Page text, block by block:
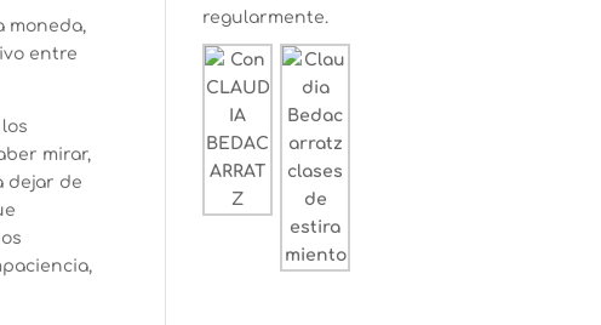
moneda,
entre
mirar,
dejar de
regularmente.